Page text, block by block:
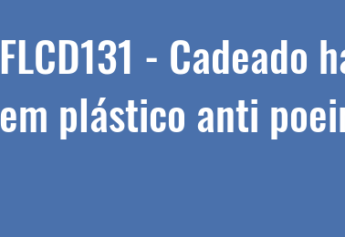
FLCD131 - Cadeado
em plástico anti